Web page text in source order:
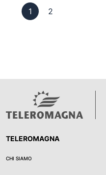
1 Pagina 1
2
TELEROMAGNA
CHI SIAMO